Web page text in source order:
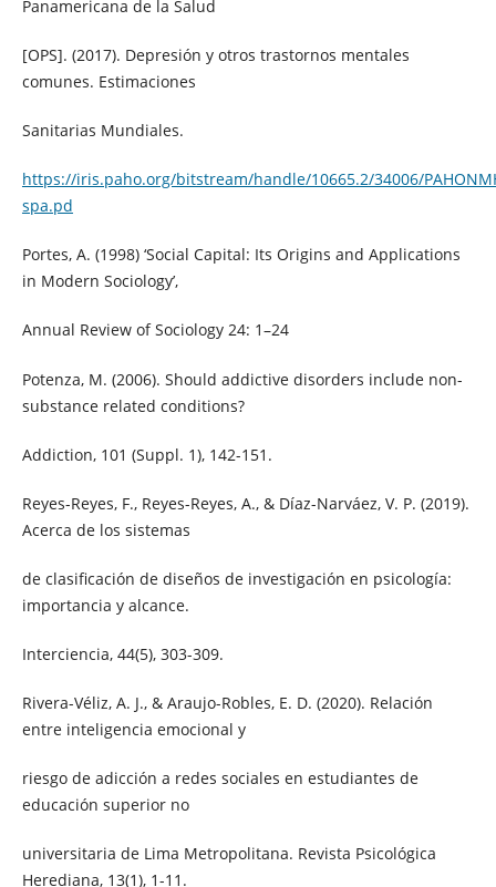
Panamericana de la Salud
[OPS]. (2017). Depresión y otros trastornos mentales
comunes. Estimaciones
Sanitarias Mundiales.
https://iris.paho.org/bitstream/handle/10665.2/34006/
spa.pd
Portes, A. (1998) ‘Social Capital: Its Origins and Applications
in Modern Sociology’,
Annual Review of Sociology 24: 1–24
Potenza, M. (2006). Should addictive disorders include non-
substance related conditions?
Addiction, 101 (Suppl. 1), 142-151.
Reyes-Reyes, F., Reyes-Reyes, A., & Díaz-Narváez, V. P. (2019).
Acerca de los sistemas
de clasificación de diseños de investigación en psicología:
importancia y alcance.
Interciencia, 44(5), 303-309.
Rivera-Véliz, A. J., & Araujo-Robles, E. D. (2020). Relación
entre inteligencia emocional y
riesgo de adicción a redes sociales en estudiantes de
educación superior no
universitaria de Lima Metropolitana. Revista Psicológica
Herediana, 13(1), 1-11.